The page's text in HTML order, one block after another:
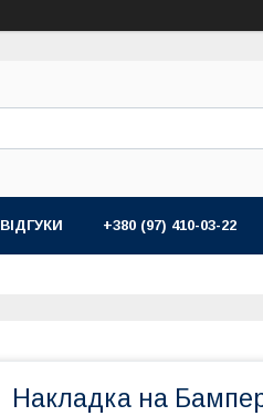
ВІДГУКИ +380 (97) 410-03-22
Накладка на